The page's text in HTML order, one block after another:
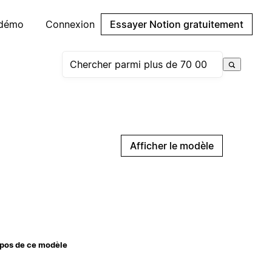
Connexion Essayer Notion gratuitement
Afficher le modèle
de ce modèle